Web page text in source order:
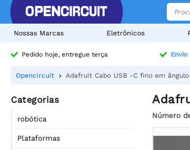
Nossas Marcas Eletrônicos
Pedido hoje, entregue terça Envio
Opencircuit Adafruit Cabo USB -C fino em
Categorias
robótica
Plataformas
Número